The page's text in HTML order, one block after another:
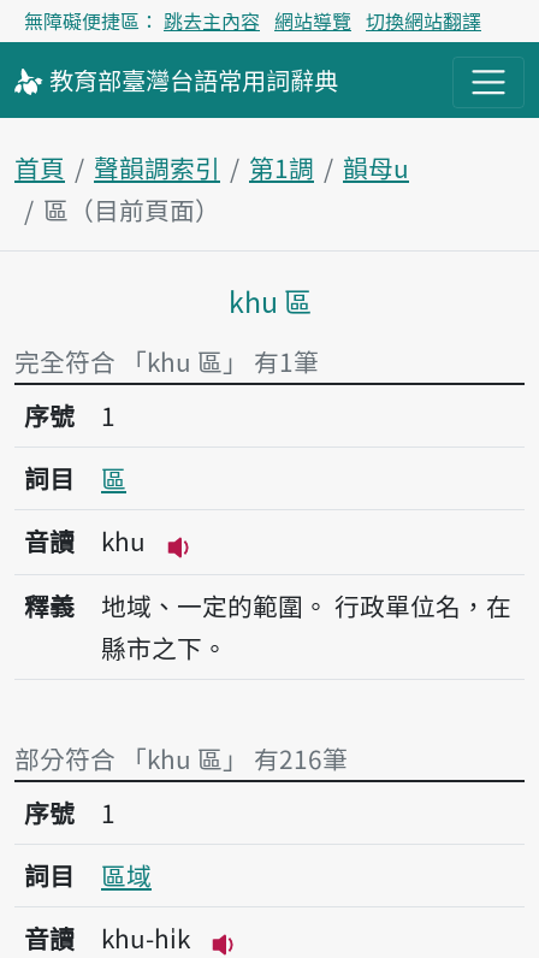
無障礙便捷區： 跳去主內容 網站導覽 切換網站翻譯
教育部臺灣台語常用詞辭典
首頁 聲韻調索引 第1調
韻母u
區（目前頁面）
主內容區塊
khu 區
完全符合 「khu 區」 有1筆
序號1區
序號
1
詞目
區
音讀
khu
播放音讀khu
釋義 地域、一定的範圍。 行政單位名，在
縣市之下。
部分符合 「khu 區」 有216筆
序號1區域
序號
1
詞目
區域
音讀
khu-hi̍k